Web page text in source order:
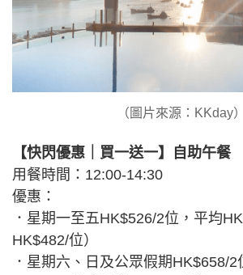
（圖片來源：KKday）
【快閃優惠｜買一送一】自助午餐
用餐時間：12:00-14:30
優惠：
．星期一至五HK$526/2位，平均
HK$482/位）
．星期六、日及公眾假期HK$658/2